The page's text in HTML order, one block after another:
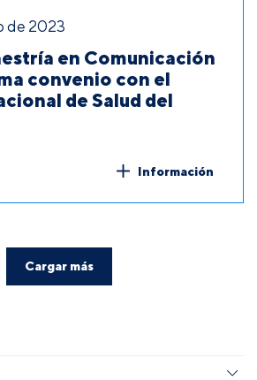
de 2023
en Comunicación
convenio con el
de Salud del
Información
Cargar más